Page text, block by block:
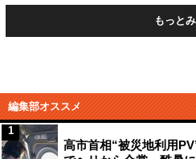
もっと
編集部オススメ
高市首相“被災地利用
1